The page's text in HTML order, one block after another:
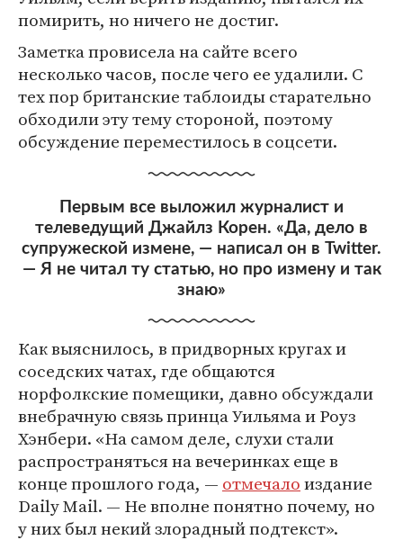
помирить, но ничего не достиг.
Заметка провисела на сайте всего
несколько часов, после чего ее удалили. С
тех пор британские таблоиды старательно
обходили эту тему стороной, поэтому
обсуждение переместилось в соцсети.
Первым все выложил журналист и
телеведущий Джайлз Корен. «Да, дело в
супружеской измене, — написал он в Twitter.
— Я не читал ту статью, но про измену и так
знаю»
Как выяснилось, в придворных кругах и
соседских чатах, где общаются
норфолкские помещики, давно обсуждали
внебрачную связь принца Уильяма и Роуз
Хэнбери. «На самом деле, слухи стали
распространяться на вечеринках еще в
конце прошлого года, — отмечалоиздание
Daily Mail. — Не вполне понятно почему, но
у них был некий злорадный подтекст».